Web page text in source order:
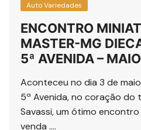
Auto Variedades
ENCONTRO
MASTER-MG
5ª AVENIDA –
Aconteceu no dia 3 de
5ª Avenida, no coração do
Savassi, um ótimo
venda ….